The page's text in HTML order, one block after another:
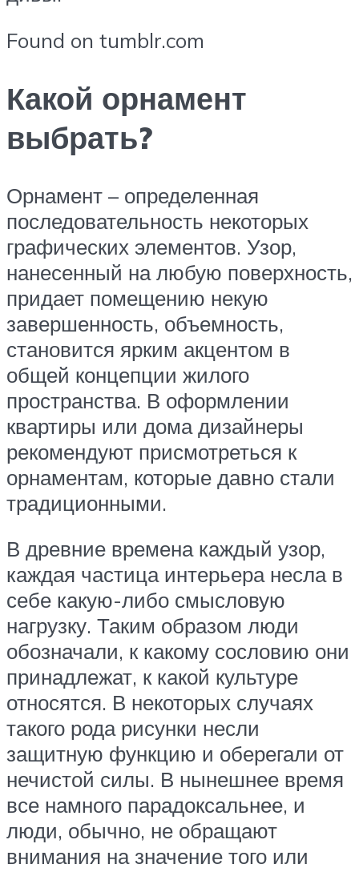
Found on tumblr.com
Какой орнамент
выбрать?
Орнамент – определенная
последовательность некоторых
графических элементов. Узор,
нанесенный на любую поверхность,
придает помещению некую
завершенность, объемность,
становится ярким акцентом в
общей концепции жилого
пространства. В оформлении
квартиры или дома дизайнеры
рекомендуют присмотреться к
орнаментам, которые давно стали
традиционными.
В древние времена каждый узор,
каждая частица интерьера несла в
себе какую-либо смысловую
нагрузку. Таким образом люди
обозначали, к какому сословию они
принадлежат, к какой культуре
относятся. В некоторых случаях
такого рода рисунки несли
защитную функцию и оберегали от
нечистой силы. В нынешнее время
все намного парадоксальнее, и
люди, обычно, не обращают
внимания на значение того или